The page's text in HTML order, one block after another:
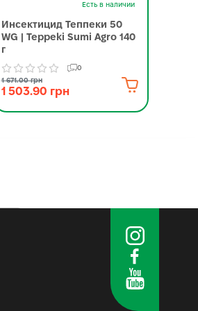
Есть в наличии
Инсектицид Теппеки 50
WG | Teppeki Sumi Agro 140
г
0
1 671.00 грн
1 503.90 грн